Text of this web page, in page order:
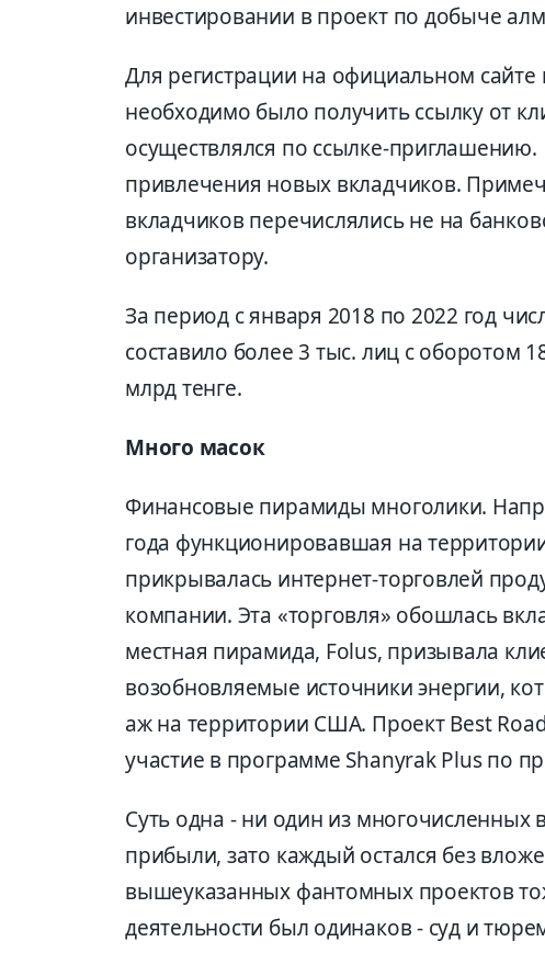
инвестировании в проект по добыче
Для регистрации на официальном
необходимо было получить ссылку от
осуществлялся по ссылке-
привлечения новых вкладчиков.
вкладчиков перечислялись не на
организатору.
За период с января 2018 по 2022 год
составило более 3 тыс. лиц с оборотом
млрд тенге.
Много масок
Финансовые пирамиды многолики.
года функционировавшая на
прикрывалась интернет-торговлей
компании. Эта «торговля» обошлась
местная пирамида, Folus, призывала
возобновляемые источники энергии,
аж на территории США. Проект Best
участие в программе Shanyrak Plus по
Суть одна - ни один из
прибыли, зато каждый остался без
вышеуказанных фантомных проектов
деятельности был одинаков - суд и